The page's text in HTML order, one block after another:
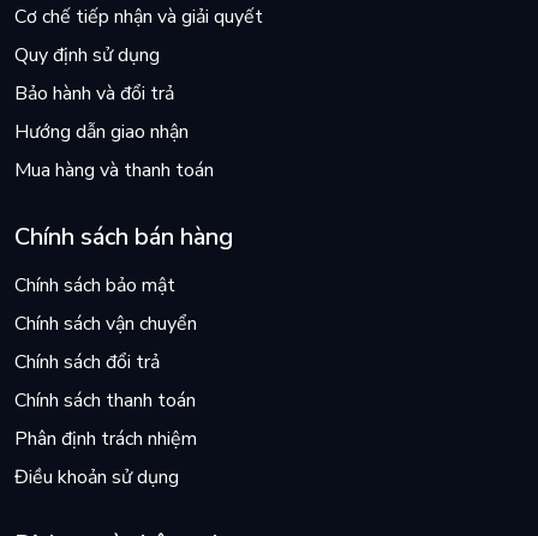
Cơ chế tiếp nhận và giải quyết
Quy định sử dụng
Bảo hành và đổi trả
Hướng dẫn giao nhận
Mua hàng và thanh toán
Chính sách bán hàng
Chính sách bảo mật
Chính sách vận chuyển
Chính sách đổi trả
Chính sách thanh toán
Phân định trách nhiệm
Điều khoản sử dụng